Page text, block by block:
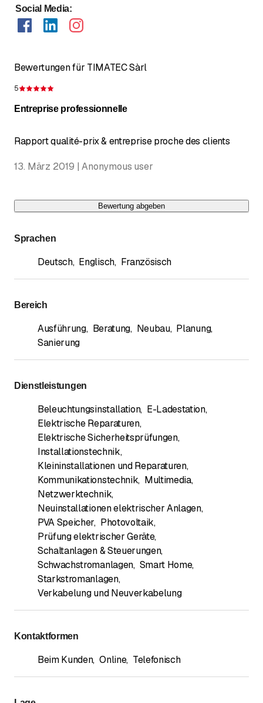
Social Media:
Bewertungen für TIMATEC Sàrl
5
Entreprise professionnelle
Rapport qualité-prix & entreprise proche des clients
13. März 2019 | Anonymous user
Bewertung abgeben
Sprachen
Deutsch, Englisch, Französisch
Bereich
Ausführung, Beratung, Neubau, Planung,
Sanierung
Dienstleistungen
Beleuchtungsinstallation, E-Ladestation,
Elektrische Reparaturen,
Elektrische Sicherheitsprüfungen,
Installationstechnik,
Kleininstallationen und Reparaturen,
Kommunikationstechnik, Multimedia,
Netzwerktechnik,
Neuinstallationen elektrischer Anlagen,
PVA Speicher, Photovoltaik,
Prüfung elektrischer Geräte,
Schaltanlagen & Steuerungen,
Schwachstromanlagen, Smart Home,
Starkstromanlagen,
Verkabelung und Neuverkabelung
Kontaktformen
Beim Kunden, Online, Telefonisch